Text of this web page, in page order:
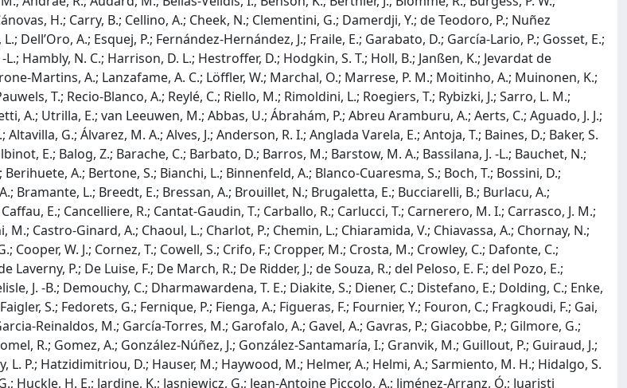
H.; Carry, B.; Cellino, A.; Cheek, N.; Clementini, G.; Damerdji, Y.; de Teodoro, P.; Nuñez
Dell’Oro, A.; Esquej, P.; Fernández-Hernández, J.; Fraile, E.; Garabato, D.; García-Lario, P.; Gosset, E.;
Hambly, N. C.; Harrison, D. L.; Hestroffer, D.; Hodgkin, S. T.; Holl, B.; Janßen, K.; Jevardat de
Martins, A.; Lanzafame, A. C.; Löffler, W.; Marchal, O.; Marrese, P. M.; Moitinho, A.; Muinonen, K.;
T.; Recio-Blanco, A.; Reylé, C.; Riello, M.; Rimoldini, L.; Roegiers, T.; Rybizki, J.; Sarro, L. M.;
A.; Utrilla, E.; van Leeuwen, M.; Abbas, U.; Ábrahám, P.; Abreu Aramburu, A.; Aerts, C.; Aguado, J. J.;
G.; Álvarez, M. A.; Alves, J.; Anderson, R. I.; Anglada Varela, E.; Antoja, T.; Baines, D.; Baker, S.
E.; Balog, Z.; Barache, C.; Barbato, D.; Barros, M.; Barstow, M. A.; Bassilana, J. -L.; Bauchet, N.;
A.; Bertone, S.; Bianchi, L.; Binnenfeld, A.; Blanco-Cuaresma, S.; Boch, T.; Bossini, D.;
Bramante, L.; Breedt, E.; Bressan, A.; Brouillet, N.; Brugaletta, E.; Bucciarelli, B.; Burlacu, A.;
E.; Cancelliere, R.; Cantat-Gaudin, T.; Carballo, R.; Carlucci, T.; Carnerero, M. I.; Carrasco, J. M.;
M.; Castro-Ginard, A.; Chaoul, L.; Charlot, P.; Chemin, L.; Chiaramida, V.; Chiavassa, A.; Chornay, N.;
Cooper, W. J.; Cornez, T.; Cowell, S.; Crifo, F.; Cropper, M.; Crosta, M.; Crowley, C.; Dafonte, C.;
Laverny, P.; De Luise, F.; De March, R.; De Ridder, J.; de Souza, R.; del Peloso, E. F.; del Pozo, E.;
J. -B.; Demouchy, C.; Dharmawardena, T. E.; Diakite, S.; Diener, C.; Distefano, E.; Dolding, C.; Enke,
S.; Fedorets, G.; Fernique, P.; Fienga, A.; Figueras, F.; Fournier, Y.; Fouron, C.; Fragkoudi, F.; Gai,
Reinaldos, M.; García-Torres, M.; Garofalo, A.; Gavel, A.; Gavras, P.; Giacobbe, P.; Gilmore, G.;
R.; Gomez, A.; González-Núñez, J.; González-Santamaría, I.; Granvik, M.; Guillout, P.; Guiraud, J.;
L. P.; Hatzidimitriou, D.; Hauser, M.; Haywood, M.; Helmer, A.; Helmi, A.; Sarmiento, M. H.; Hidalgo, S.
Huckle, H. E.; Jardine, K.; Jasniewicz, G.; Jean-Antoine Piccolo, A.; Jiménez-Arranz, Ó.; Juaristi